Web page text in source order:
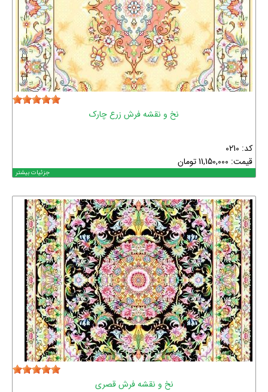
نخ و نقشه فرش زرع چارک
کد: 0210
قیمت: 11,150,000تومان
جزئیات بیشتر
نخ و نقشه فرش قصری